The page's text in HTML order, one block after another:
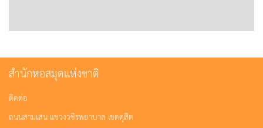
สำนักหอสมุดแห่งชาติ
ติดต่อ
ถนนสามเสน แขวงวชิรพยาบาล เขตดุสิต